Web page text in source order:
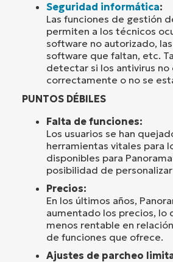
Seguridad informática:
Las funciones de gestión
permiten a los técnicos
software no autorizado,
software que faltan, etc.
detectar si los antivirus no
correctamente o no se
PUNTOS DÉBILES
Falta de funciones:
Los usuarios se han
herramientas vitales para
disponibles para
posibilidad de
Precios:
En los últimos años,
aumentado los precios, lo
menos rentable en
de funciones que ofrece.
Ajustes de parcheo